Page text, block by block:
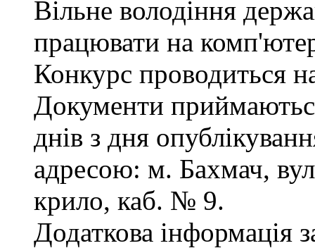
Вільне володіння
працювати на
Конкурс проводиться
Документи
днів з дня
адресою: м. Бахмач,
крило, каб. № 9.
Додаткова інформація